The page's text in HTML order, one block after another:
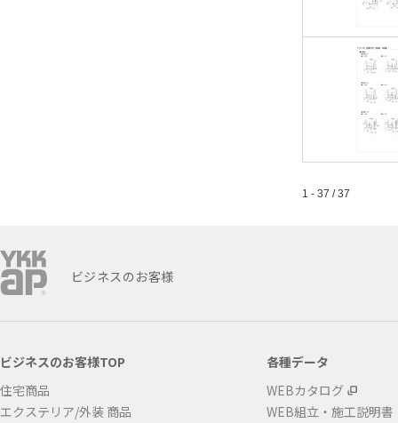
1 - 37 / 37
ビジネスのお客様
ビジネスのお客様TOP
住宅商品
エクステリア/外装 商品
各種データ
WEBカタログ
WEB組立・施工説明書